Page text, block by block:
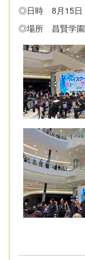
◎日時 8月15日
◎場所 昌賢学園